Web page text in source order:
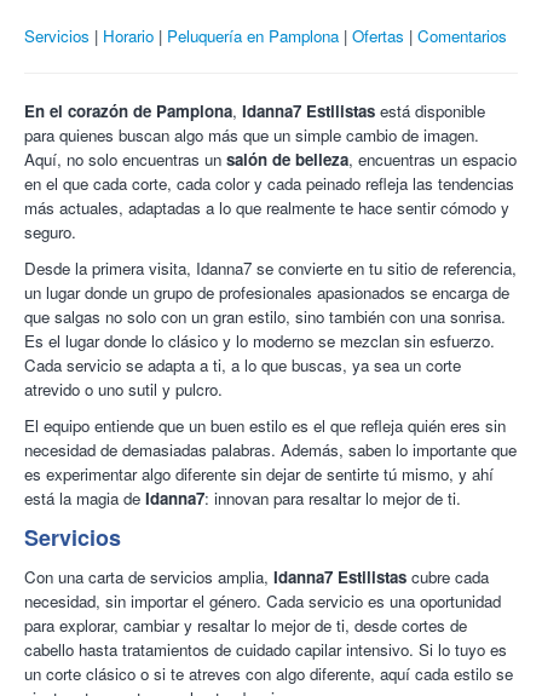
Servicios Horario Peluquería en Pamplona Ofertas Comentarios
En el corazón de Pamplona, Idanna7 Estilistas está disponible
para quienes buscan algo más que un simple cambio de imagen.
Aquí, no solo encuentras un salón de belleza, encuentras un espacio
en el que cada corte, cada color y cada peinado refleja las tendencias
más actuales, adaptadas a lo que realmente te hace sentir cómodo y
seguro.
Desde la primera visita, Idanna7 se convierte en tu sitio de referencia,
un lugar donde un grupo de profesionales apasionados se encarga de
que salgas no solo con un gran estilo, sino también con una sonrisa.
Es el lugar donde lo clásico y lo moderno se mezclan sin esfuerzo.
Cada servicio se adapta a ti, a lo que buscas, ya sea un corte
atrevido o uno sutil y pulcro.
El equipo entiende que un buen estilo es el que refleja quién eres sin
necesidad de demasiadas palabras. Además, saben lo importante que
es experimentar algo diferente sin dejar de sentirte tú mismo, y ahí
está la magia de Idanna7: innovan para resaltar lo mejor de ti.
Servicios
Con una carta de servicios amplia, Idanna7 Estilistas cubre cada
necesidad, sin importar el género. Cada servicio es una oportunidad
para explorar, cambiar y resaltar lo mejor de ti, desde cortes de
cabello hasta tratamientos de cuidado capilar intensivo. Si lo tuyo es
un corte clásico o si te atreves con algo diferente, aquí cada estilo se